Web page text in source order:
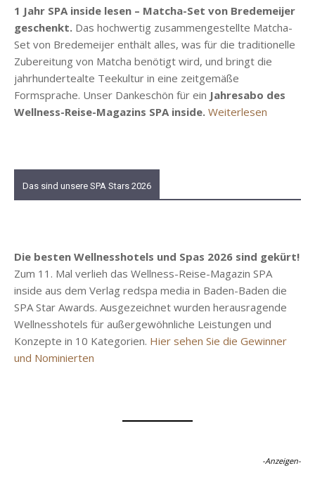
1 Jahr SPA inside lesen – Matcha-Set von Bredemeijer
geschenkt. Das hochwertig zusammengestellte Matcha-
Set von Bredemeijer enthält alles, was für die traditionelle
Zubereitung von Matcha benötigt wird, und bringt die
jahrhundertealte Teekultur in eine zeitgemäße
Formsprache. Unser Dankeschön für ein Jahresabo des
Wellness-Reise-Magazins SPA inside. Weiterlesen
Das sind unsere SPA Stars 2026
Die besten Wellnesshotels und Spas 2026 sind gekürt!
Zum 11. Mal verlieh das Wellness-Reise-Magazin SPA
inside aus dem Verlag redspa media in Baden-Baden die
SPA Star Awards. Ausgezeichnet wurden herausragende
Wellnesshotels für außergewöhnliche Leistungen und
Konzepte in 10 Kategorien. Hier sehen Sie die Gewinner
und Nominierten
-Anzeigen-